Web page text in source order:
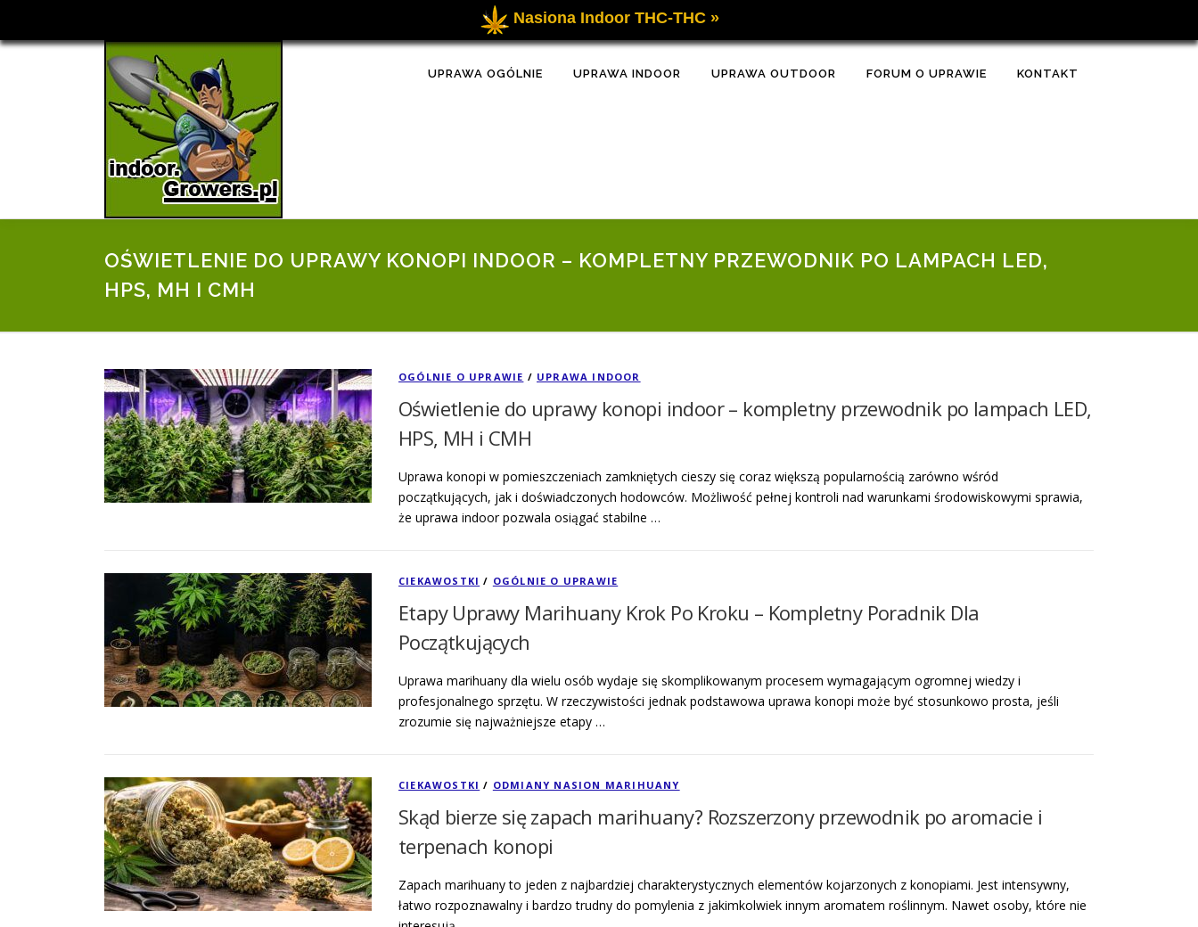
Nasiona Indoor THC-THC »
Przejdź
UPRAWA OGÓLNIE UPRAWA INDOOR UPRAWA OUTDOOR FORUM O UPRAWIE KONTAKT
OŚWIETLENIE DO UPRAWY KONOPI INDOOR – KOMPLETNY PRZEWODNIK PO LAMPACH LED,
HPS, MH I CMH
OGÓLNIE O UPRAWIE / UPRAWA INDOOR
Oświetlenie do uprawy konopi indoor – kompletny przewodnik po lampach LED,
HPS, MH i CMH
Uprawa konopi w pomieszczeniach zamkniętych cieszy się coraz większą popularnością zarówno wśród
początkujących, jak i doświadczonych hodowców. Możliwość pełnej kontroli nad warunkami środowiskowymi sprawia,
że uprawa indoor pozwala osiągać stabilne …
CIEKAWOSTKI / OGÓLNIE O UPRAWIE
Etapy Uprawy Marihuany Krok Po Kroku – Kompletny Poradnik Dla
Początkujących
Uprawa marihuany dla wielu osób wydaje się skomplikowanym procesem wymagającym ogromnej wiedzy i
profesjonalnego sprzętu. W rzeczywistości jednak podstawowa uprawa konopi może być stosunkowo prosta, jeśli
zrozumie się najważniejsze etapy …
CIEKAWOSTKI / ODMIANY NASION MARIHUANY
Skąd bierze się zapach marihuany? Rozszerzony przewodnik po aromacie i
terpenach konopi
Zapach marihuany to jeden z najbardziej charakterystycznych elementów kojarzonych z konopiami. Jest intensywny,
łatwo rozpoznawalny i bardzo trudny do pomylenia z jakimkolwiek innym aromatem roślinnym. Nawet osoby, które nie